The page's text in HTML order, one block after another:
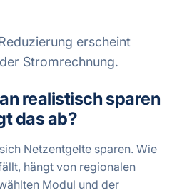
erscheint
Stromrechnung.
realistisch sparen
das ab?
Netzentgelte sparen. Wie
hängt von regionalen
Modul und der